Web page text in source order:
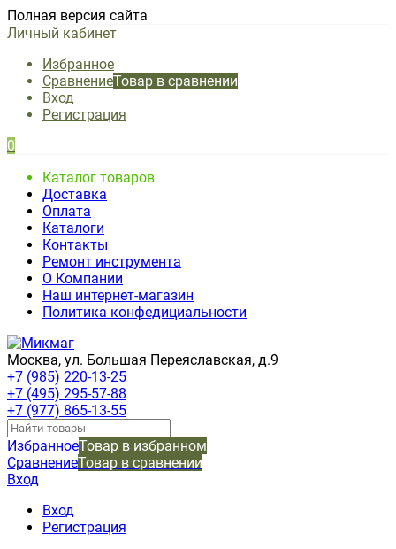
Полная версия сайта
Личный кабинет
Избранное
СравнениеТовар в сравнении
Вход
Регистрация
0
Каталог товаров
Доставка
Оплата
Каталоги
Контакты
Ремонт инструмента
О Компании
Наш интернет-магазин
Политика конфедициальности
Москва, ул. Большая Переяславская, д.9
+7 (985) 220-13-25
+7 (495) 295-57-88
+7 (977) 865-13-55
ИзбранноеТовар в избранном
СравнениеТовар в сравнении
Вход
Вход
Регистрация